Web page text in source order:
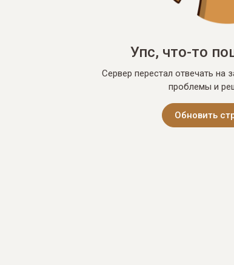
Упс, что-то
Сервер перестал отвечать на
проблемы и
Обновить